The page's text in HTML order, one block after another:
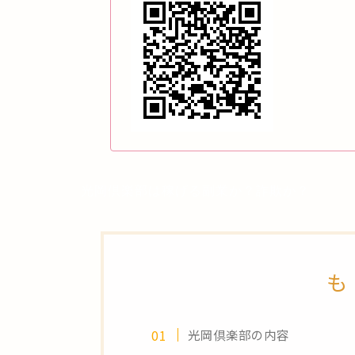
光岡倶楽部の内容